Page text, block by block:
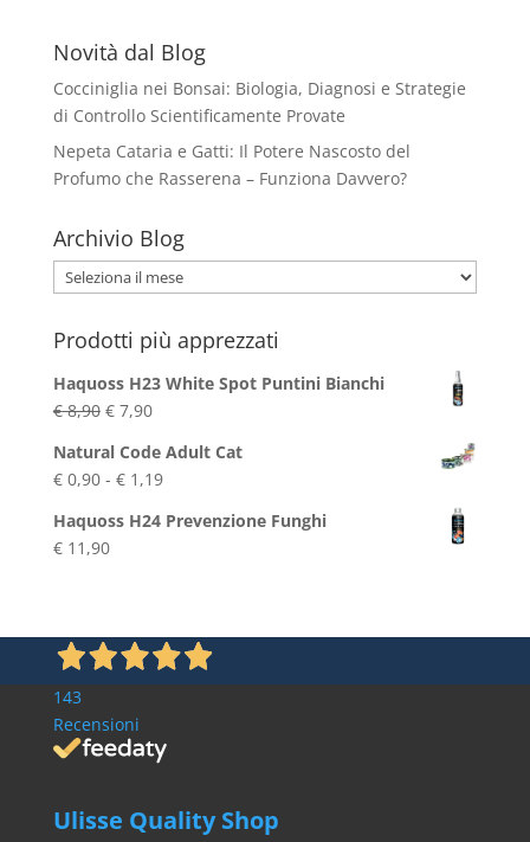
€ 13,90
Novità dal Blog
Cocciniglia nei Bonsai: Biologia, Diagnosi e Strategie
di Controllo Scientificamente Provate
Nepeta Cataria e Gatti: Il Potere Nascosto del
Profumo che Rasserena – Funziona Davvero?
Archivio Blog
Archivio
Blog
Prodotti più apprezzati
Haquoss H23 White Spot Puntini Bianchi
€8,90 Il
originale
era:
€ 8,90.
€7,90Il
attuale
è:
€ 7,90.
Natural Code Adult Cat
€0,90 - €1,19Fascia
prezzo:
€ 1,19
Haquoss H24 Prevenzione Funghi
€11,90
143
Recensioni
Ulisse Quality Shop